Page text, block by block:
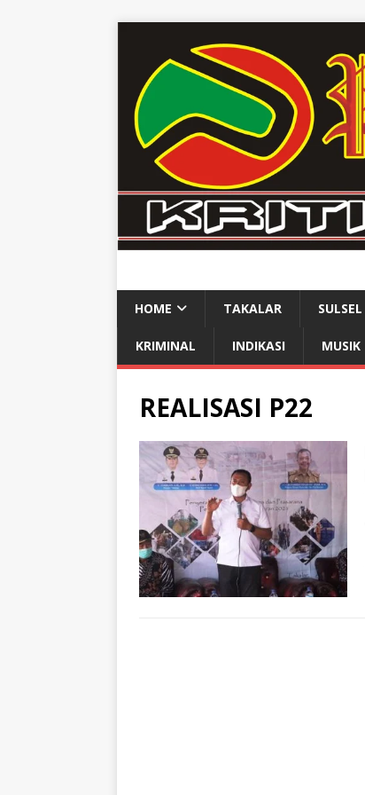
HOME TAKALAR SULSEL
KRIMINAL INDIKASI MUSIK
REALISASI P22